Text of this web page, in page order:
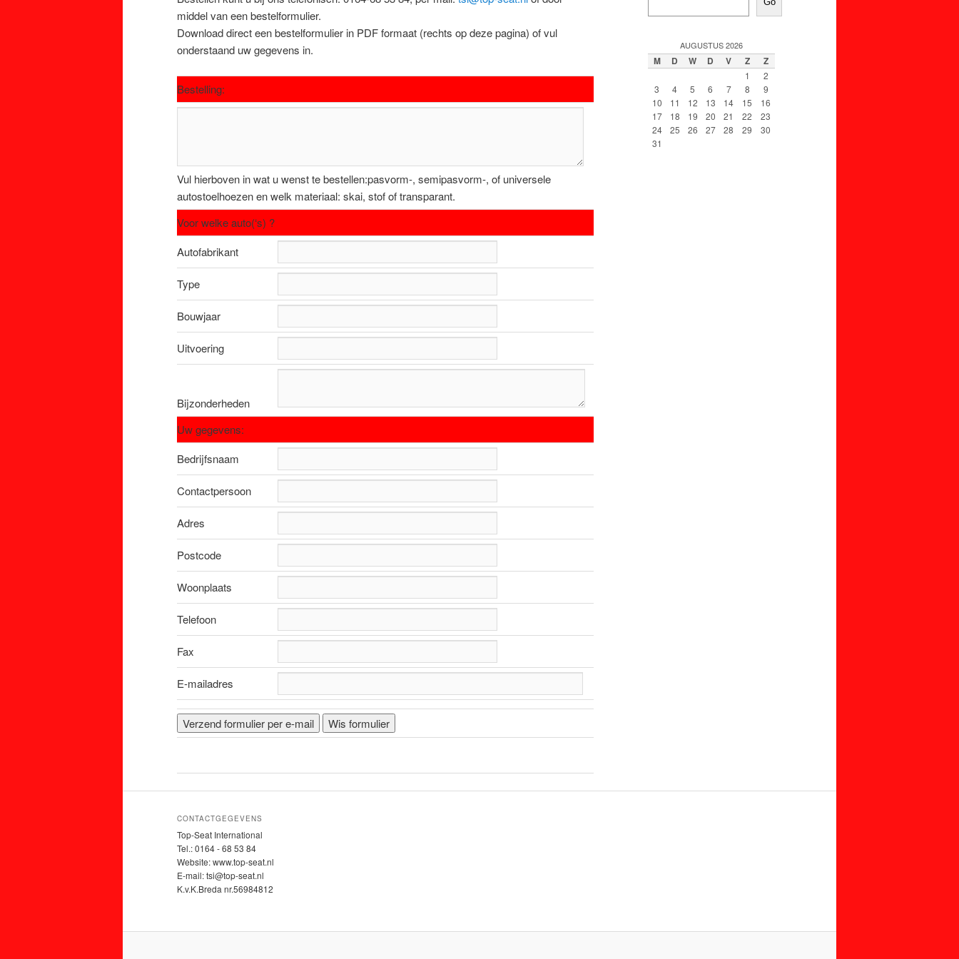
de
inhoud
de
inhoud
middel van een bestelformulier.
Download direct een bestelformulier in PDF formaat (rechts op deze pagina) of vul
onderstaand uw gegevens in.
Bestelling:
Vul hierboven in wat u wenst te bestellen:pasvorm-, semipasvorm-, of universele
autostoelhoezen en welk materiaal: skai, stof of transparant.
Voor welke auto(‘s) ?
Autofabrikant
Type
Bouwjaar
Uitvoering
Bijzonderheden
Uw gegevens:
Bedrijfsnaam
Contactpersoon
Adres
Postcode
Woonplaats
Telefoon
Fax
E-mailadres
AUGUSTUS 2026
M D W D V Z Z
1
2
3
4 5 6 7 8
9
10
11 12 13 14 15
16
17
18 19 20 21 22
23
24
25 26 27 28 29
30
31
CONTACTGEGEVENS
Top-Seat International
Tel.: 0164 - 68 53 84
Website: www.top-seat.nl
E-mail: tsi@top-seat.nl
K.v.K.Breda nr.56984812